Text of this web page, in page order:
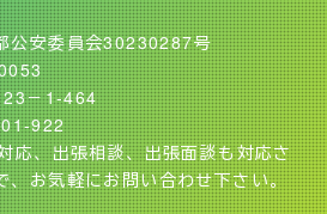
公安委員会30230287号
23－1-464
922
応、出張相談、出張面談も対応さ
、お気軽にお問い合わせ下さい。